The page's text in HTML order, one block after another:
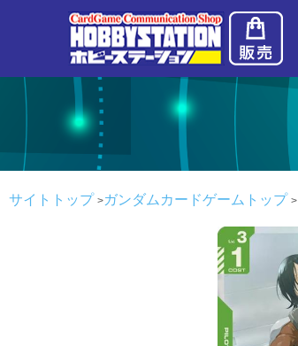
サイトトップ ガンダムカードゲームトップ